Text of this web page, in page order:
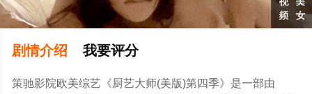
剧情介绍 我要评分
策驰影院欧美综艺《厨艺大师(美版)第四季》是一部由